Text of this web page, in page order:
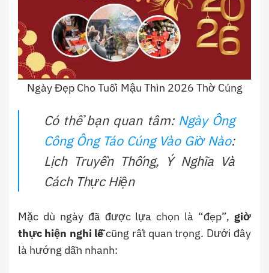
Ngày Đẹp Cho Tuổi Mậu Thìn 2026 Thờ Cúng
Có thể bạn quan tâm: Ngày Ông
Công Ông Táo Cúng Vào Giờ Nào:
Lịch Truyền Thống, Ý Nghĩa Và
Cách Thực Hiện
Mặc dù ngày đã được lựa chọn là “đẹp”, giờ
thực hiện nghi lễcũng rất quan trọng. Dưới đây
là hướng dẫn nhanh: